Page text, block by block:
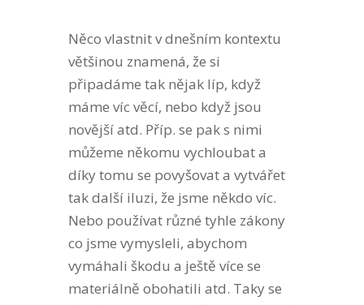
Něco vlastnit v dnešním kontextu
většinou znamená, že si
připadáme tak nějak líp, když
máme víc věcí, nebo když jsou
novější atd. Příp. se pak s nimi
můžeme někomu vychloubat a
díky tomu se povyšovat a vytvářet
tak další iluzi, že jsme někdo víc.
Nebo používat různé tyhle zákony
co jsme vymysleli, abychom
vymáhali škodu a ještě více se
materiálně obohatili atd. Taky se